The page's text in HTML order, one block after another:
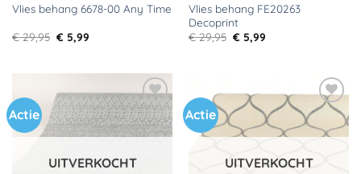
Vlies behang 6678-00 Any Time
€29,95 Oorspronkelijke
prijs
€ 5,99Huidige
Vlies behang FE20263
Decoprint
€29,95 Oorspronkelijke
prijs
€ 5,99Huidige
Actie
Toevoegen
aan
verlanglijst
UITVERKOCHT
Actie
Toevoegen
aan
verlanglijst
UITVERKOCHT